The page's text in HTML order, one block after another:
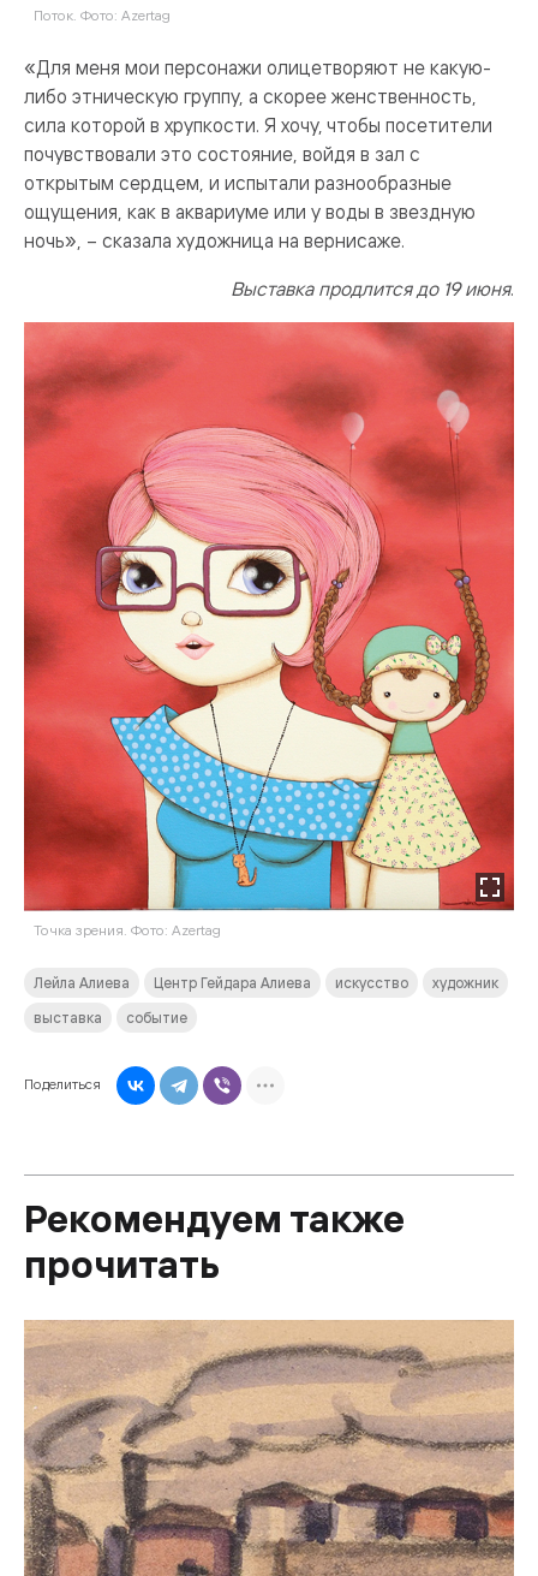
Поток. Фото: Azertag
«Для меня мои персонажи олицетворяют не какую-
либо этническую группу, а скорее женственность,
сила которой в хрупкости. Я хочу, чтобы посетители
почувствовали это состояние, войдя в зал с
открытым сердцем, и испытали разнообразные
ощущения, как в аквариуме или у воды в звездную
ночь», – сказала художница на вернисаже.
Выставка продлится до 19 июня.
Точка зрения. Фото: Azertag
Лейла Алиева Центр Гейдара Алиева искусство
художник
выставка
событие
Поделиться
Рекомендуем также
прочитать